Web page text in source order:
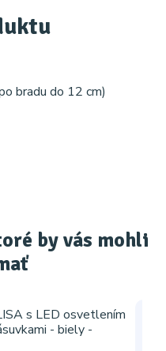
bradu do 12 cm)
by vás mohli